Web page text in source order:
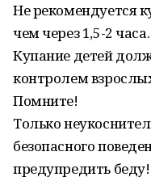
Не рекомендуется
чем через 1,5-2 часа.
Купание детей
контролем
Помните!
Только
безопасного
предупредить беду!